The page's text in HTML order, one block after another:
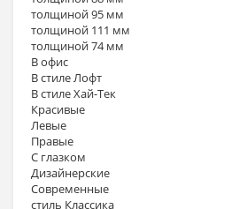
толщиной 95 мм
толщиной 111 мм
толщиной 74 мм
В офис
В стиле Лофт
В стиле Хай-Тек
Красивые
Левые
Правые
С глазком
Дизайнерские
Современные
стиль Классика